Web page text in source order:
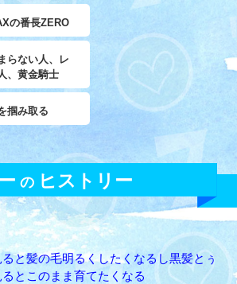
の番長ZERO
らない人、レ
、黄金騎士
掴み取る
の ヒストリー
と髪の毛明るくしたくなるし黒髪とぅ
とこのまま育てたくなる